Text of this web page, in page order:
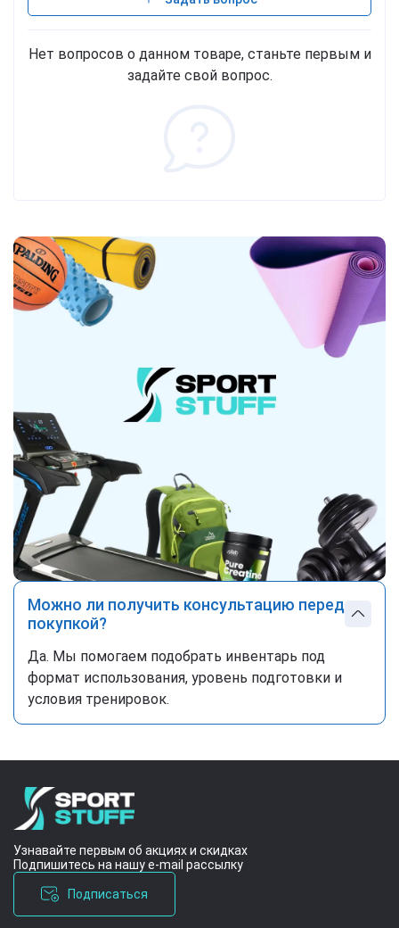
Нет вопросов о данном товаре, станьте первым и
задайте свой вопрос.
Можно ли получить консультацию перед
покупкой?
Да. Мы помогаем подобрать инвентарь под
формат использования, уровень подготовки и
условия тренировок.
Узнавайте первым об акциях и скидках
Подпишитесь на нашу e-mail рассылку
Подписаться